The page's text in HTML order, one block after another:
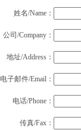
姓名/Name：
公司/Company：
地址/Address：
电子邮件/Email：
电话/Phone：
传真/Fax：